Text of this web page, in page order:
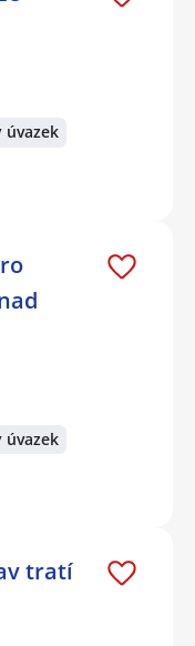
úvazek
úvazek
tratí